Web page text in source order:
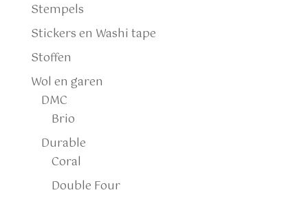
Stempels
Stickers en Washi tape
Stoffen
Wol en garen
DMC
Brio
Durable
Coral
Double Four